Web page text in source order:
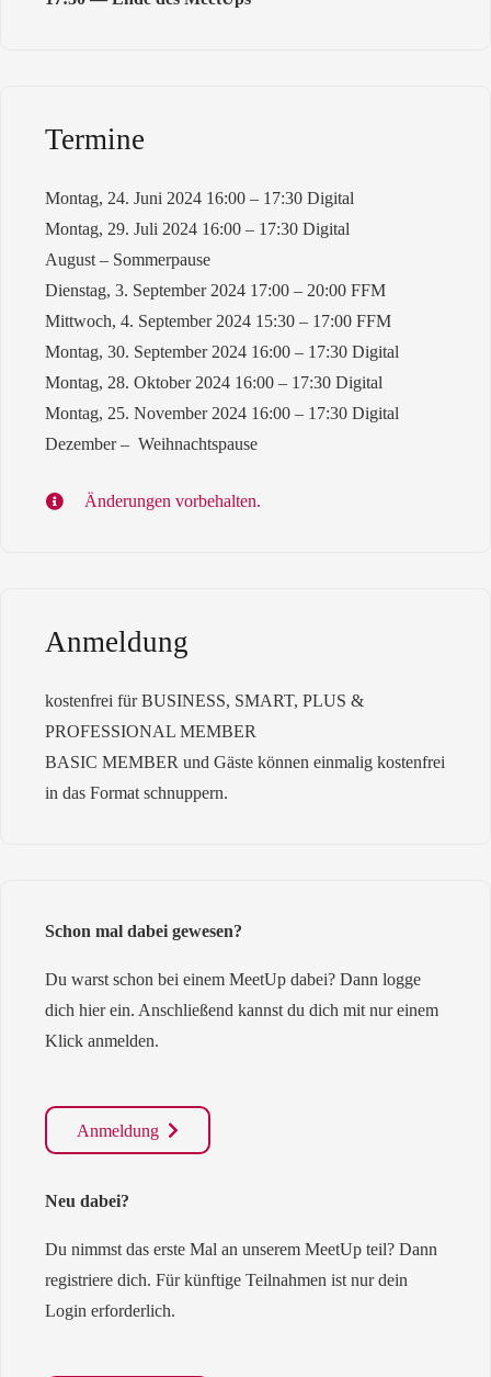
Termine
Montag, 24. Juni 2024 16:00 – 17:30 Digital
Montag, 29. Juli 2024 16:00 – 17:30 Digital
August – Sommerpause
Dienstag, 3. September 2024 17:00 – 20:00 FFM
Mittwoch, 4. September 2024 15:30 – 17:00 FFM
Montag, 30. September 2024 16:00 – 17:30 Digital
Montag, 28. Oktober 2024 16:00 – 17:30 Digital
Montag, 25. November 2024 16:00 – 17:30 Digital
Dezember – Weihnachtspause
Änderungen vorbehalten.
Anmeldung
kostenfrei für BUSINESS, SMART, PLUS &
PROFESSIONAL MEMBER
BASIC MEMBER und Gäste können einmalig kostenfrei
in das Format schnuppern.
Schon mal dabei gewesen?
Du warst schon bei einem MeetUp dabei? Dann logge
dich hier ein. Anschließend kannst du dich mit nur einem
Klick anmelden.
Anmeldung
Neu dabei?
Du nimmst das erste Mal an unserem MeetUp teil? Dann
registriere dich. Für künftige Teilnahmen ist nur dein
Login erforderlich.